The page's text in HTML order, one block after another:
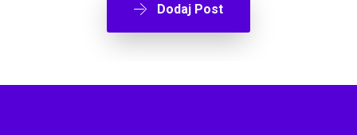
Dodaj Post